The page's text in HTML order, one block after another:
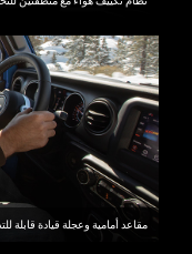
هواء
مع
منطقتين
للتحكم
الأوتوماتيكي
بدرجة
الحرارة
مقاعد
أمامية
وعجلة
قيادة
قابلة
للتدفئة
مقاعد
أمامية
وعجلة
قيادة
قابلة
للتدفئة
مقاعد أمامية وعجلة قيادة قابلة